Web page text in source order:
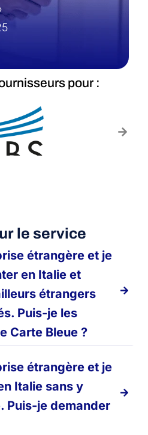
pour :
le service
étrangère et je
en Italie et
étrangers
Puis-je les
Carte Bleue ?
étrangère et je
Italie sans y
Puis-je demander